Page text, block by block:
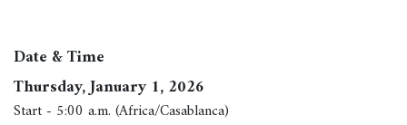
Date & Time
Thursday, January 1, 2026
Start - 5:00 a.m. (Africa/Casablanca)